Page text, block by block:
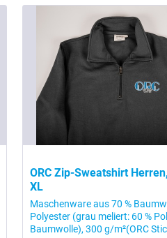
ORC Zip-Sweatshirt
XL
Maschenware aus 70 %
Polyester (grau meliert: 60 %
Baumwolle), 300 g/m²(ORC